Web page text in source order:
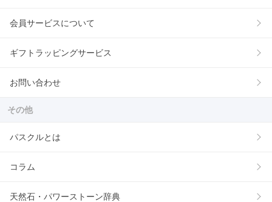
会員サービスについて
ギフトラッピングサービス
お問い合わせ
その他
パスクルとは
コラム
天然石・パワーストーン辞典